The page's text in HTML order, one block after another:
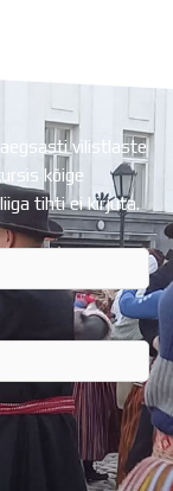
vilistlaste
kõige
tihti ei kirjuta.